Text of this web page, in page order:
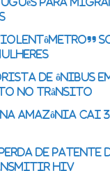
de ônibus em
no trânsito
Amazônia cai
perda de
HIV